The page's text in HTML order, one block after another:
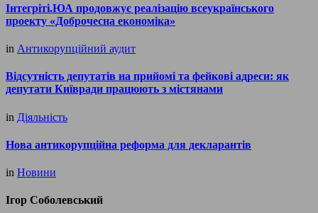
Інтегріті.ЮА продовжує реалізацію всеукраїнського
проекту «Доброчесна економіка»
in Антикорупційний аудит
Відсутність депутатів на прийомі та фейкові адреси: як
депутати Київради працюють з містянами
in Діяльність
Нова антикорупційна реформа для декларантів
in Новини
Ігор Соболевський